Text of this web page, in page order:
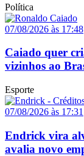
Política
07/08/2026 às 17:48
Caiado quer
vizinhos ao
Esporte
07/08/2026 às 17:31
Endrick vira
avalia novo